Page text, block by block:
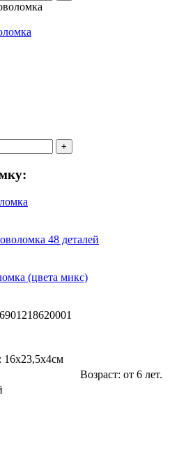
+
48 деталей
(цвета микс)
Возраст: от 6 лет.